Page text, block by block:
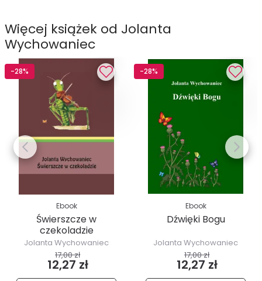
Więcej książek od Jolanta
Wychowaniec
-28%
Ebook
Świerszcze w
czekoladzie
Jolanta Wychowaniec
17,00 zł
12,27 zł
-28%
Ebook
Dźwięki Bogu
Jolanta Wychowaniec
17,00 zł
12,27 zł